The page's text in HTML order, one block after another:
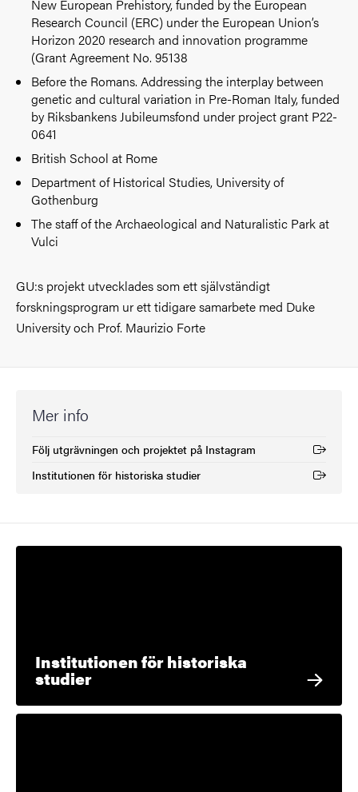
New European Prehistory, funded by the European
Research Council (ERC) under the European Union’s
Horizon 2020 research and innovation programme
(Grant Agreement No. 95138
Before the Romans. Addressing the interplay between
genetic and cultural variation in Pre-Roman Italy, funded
by Riksbankens Jubileumsfond under project grant P22-
0641
British School at Rome
Department of Historical Studies, University of
Gothenburg
The staff of the Archaeological and Naturalistic Park at
Vulci
GU:s projekt utvecklades som ett självständigt
forskningsprogram ur ett tidigare samarbete med Duke
University och Prof. Maurizio Forte
Mer info
Följ utgrävningen och projektet på Instagram
(Extern länk)
Institutionen för historiska studier
(Extern länk)
Institutionen för historiska
studier